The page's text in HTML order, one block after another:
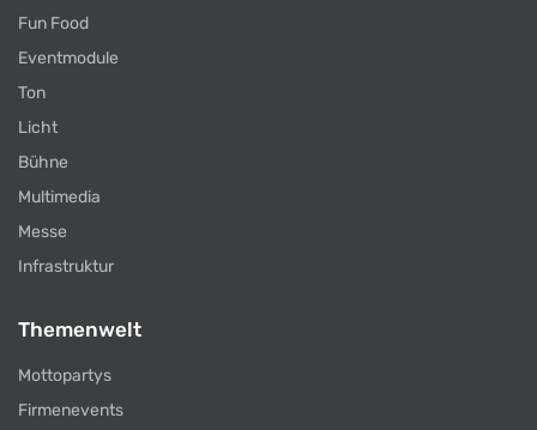
Fun Food
Eventmodule
Ton
Licht
Bühne
Multimedia
Messe
Infrastruktur
Themenwelt
Mottopartys
Firmenevents